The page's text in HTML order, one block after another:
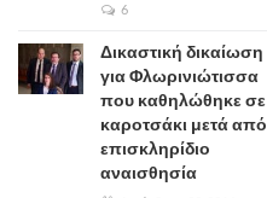
6
Δικαστική δικαίωση
για Φλωρινιώτισσα
που καθηλώθηκε σε
καροτσάκι μετά από
επισκληρίδιο
αναισθησία